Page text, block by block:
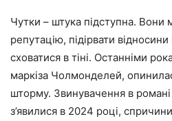
Чутки – штука підступна. Вони
репутацію, підірвати
сховатися в тіні. Останніми
маркіза Чолмонделей,
шторму. Звинувачення в
з’явилися в 2024 році,